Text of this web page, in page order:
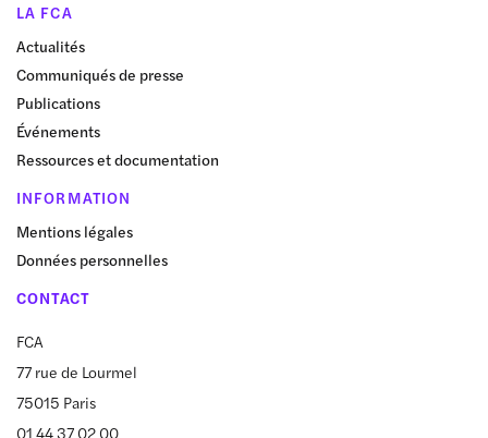
LA FCA
Actualités
Communiqués de presse
Publications
Événements
Ressources et documentation
INFORMATION
Mentions légales
Données personnelles
CONTACT
FCA
77 rue de Lourmel
75015 Paris
01 44 37 02 00